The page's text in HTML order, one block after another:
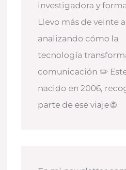
investigadora y
Llevo más de veinte
analizando cómo la
tecnología
comunicación ✏️
nacido en 2006,
parte de ese viaje 🌐